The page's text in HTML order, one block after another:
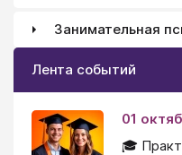
Занимательная
Лента событий
01
🎓